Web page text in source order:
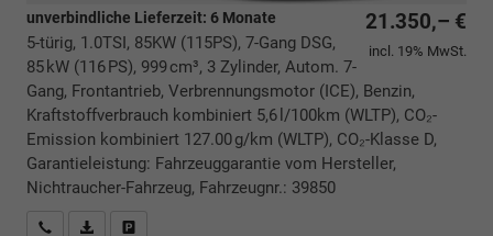
21.350,– €
incl. 19% MwSt.
unverbindliche Lieferzeit: 6 Monate
5-türig, 1.0TSI, 85KW (115PS), 7-Gang DSG,
85 kW (116 PS), 999 cm³, 3 Zylinder, Autom. 7-
Gang, Frontantrieb, Verbrennungsmotor (ICE), Benzin,
Kraftstoffverbrauch kombiniert 5,6 l/100km (WLTP), CO₂-
Emission kombiniert 127.00 g/km (WLTP), CO₂-Klasse D,
Garantieleistung: Fahrzeuggarantie vom Hersteller,
Nichtraucher-Fahrzeug, Fahrzeugnr.: 39850
Rückrufbitte absenden
PDF-Datei, Fahrzeugexposé drucken